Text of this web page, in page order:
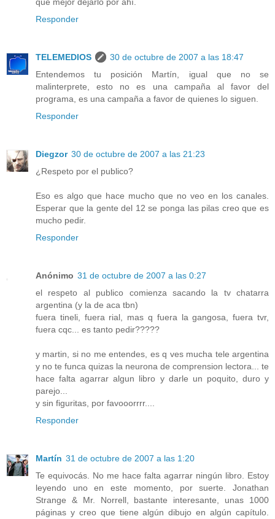
que mejor dejarlo por ahí.
Responder
TELEMEDIOS
30 de octubre de 2007 a las 18:47
Entendemos tu posición Martín, igual que no se
malinterprete, esto no es una campaña al favor del
programa, es una campaña a favor de quienes lo siguen.
Responder
Diegzor 30 de octubre de 2007 a las 21:23
¿Respeto por el publico?
Eso es algo que hace mucho que no veo en los canales.
Esperar que la gente del 12 se ponga las pilas creo que es
mucho pedir.
Responder
Anónimo 31 de octubre de 2007 a las 0:27
el respeto al publico comienza sacando la tv chatarra
argentina (y la de aca tbn)
fuera tineli, fuera rial, mas q fuera la gangosa, fuera tvr,
fuera cqc... es tanto pedir?????
y martin, si no me entendes, es q ves mucha tele argentina
y no te funca quizas la neurona de comprension lectora... te
hace falta agarrar algun libro y darle un poquito, duro y
parejo...
y sin figuritas, por favooorrrr....
Responder
Martín 31 de octubre de 2007 a las 1:20
Te equivocás. No me hace falta agarrar ningún libro. Estoy
leyendo uno en este momento, por suerte. Jonathan
Strange & Mr. Norrell, bastante interesante, unas 1000
páginas y creo que tiene algún dibujo en algún capítulo.